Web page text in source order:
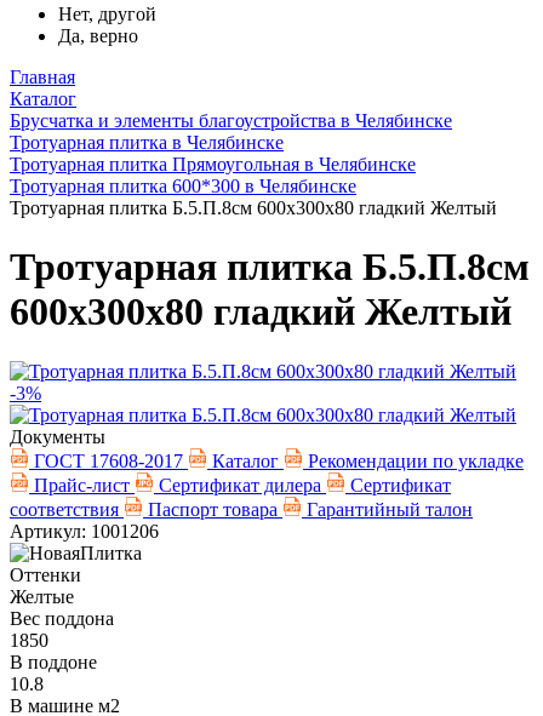
Нет, другой
Да, верно
Главная
Каталог
Брусчатка и элементы благоустройства в Челябинске
Тротуарная плитка в Челябинске
Тротуарная плитка Прямоугольная в Челябинске
Тротуарная плитка 600*300 в Челябинске
Тротуарная плитка Б.5.П.8см 600х300х80 гладкий Желтый
Тротуарная плитка Б.5.П.8см
600х300х80 гладкий Желтый
-3%
Документы
ГОСТ 17608-2017
Каталог
Рекомендации по укладке
Прайс-лист
Сертификат дилера
Сертификат
соответствия
Паспорт товара
Гарантийный талон
Артикул: 1001206
Оттенки
Желтые
Вес поддона
1850
В поддоне
10.8
В машине м2